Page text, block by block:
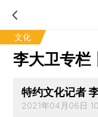
文化
李大卫专栏
特约文化记者
2021年04月06日